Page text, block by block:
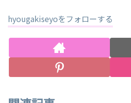
hyougakiseyoをフォローする